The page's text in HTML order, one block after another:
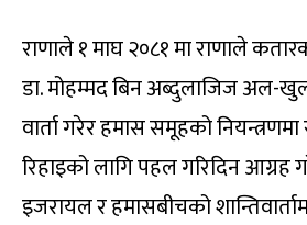
राणाले १ माघ २०८१ मा राणाले
डा. मोहम्मद बिन अब्दुलाजिज अल-
वार्ता गरेर हमास समूहको
रिहाइको लागि पहल गरिदिन आग्रह
इजरायल र हमासबीचको